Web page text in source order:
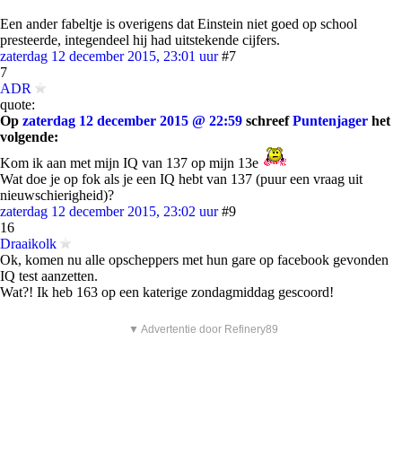
Een ander fabeltje is overigens dat Einstein niet goed op school
presteerde, integendeel hij had uitstekende cijfers.
zaterdag 12 december 2015, 23:01 uur #7
7
ADR
quote:
Op zaterdag 12 december 2015 @ 22:59 schreefPuntenjager het
volgende:
Kom ik aan met mijn IQ van 137 op mijn 13e
Wat doe je op fok als je een IQ hebt van 137 (puur een vraag uit
nieuwschierigheid)?
zaterdag 12 december 2015, 23:02 uur #9
16
Draaikolk
Ok, komen nu alle opscheppers met hun gare op facebook gevonden
IQ test aanzetten.
Wat?! Ik heb 163 op een katerige zondagmiddag gescoord!
▼ Advertentie door Refinery89